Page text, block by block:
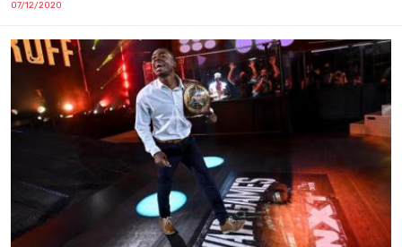
07/12/2020